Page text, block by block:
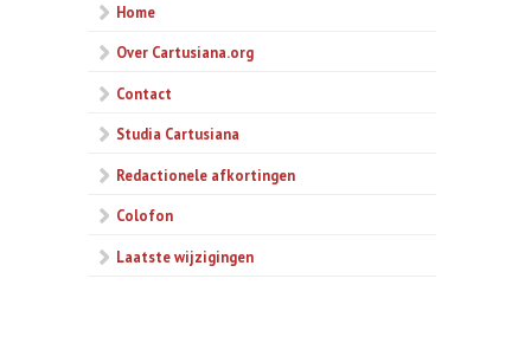
Home
Over Cartusiana.org
Contact
Studia Cartusiana
Redactionele afkortingen
Colofon
Laatste wijzigingen